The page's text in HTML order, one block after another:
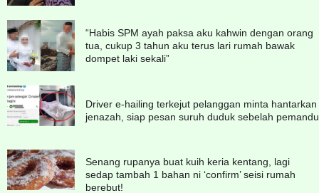
“Habis SPM ayah paksa aku kahwin dengan orang
tua, cukup 3 tahun aku terus lari rumah bawak
dompet laki sekali”
Driver e-hailing terkejut pelanggan minta hantarkan
jenazah, siap pesan suruh duduk sebelah pemandu
Senang rupanya buat kuih keria kentang, lagi
sedap tambah 1 bahan ni ‘confirm’ seisi rumah
berebut!